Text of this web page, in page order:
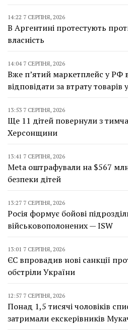
14:22 7 СЕРПНЯ, 2026
В Аргентині протестують
власність
14:04 7 СЕРПНЯ, 2026
Вже п’ятий маркетплейс у РФ
відповідати за втрату товарів
13:53 7 СЕРПНЯ, 2026
Ще 11 дітей повернули з
Херсонщини
13:41 7 СЕРПНЯ, 2026
Meta оштрафували на $567
безпеки дітей
13:27 7 СЕРПНЯ, 2026
Росія формує бойові
військовополонених — ISW
13:01 7 СЕРПНЯ, 2026
ЄС впровадив нові санкції
обстріли України
12:57 7 СЕРПНЯ, 2026
Понад 1,5 тисячі чоловіків
затримали екскерівників